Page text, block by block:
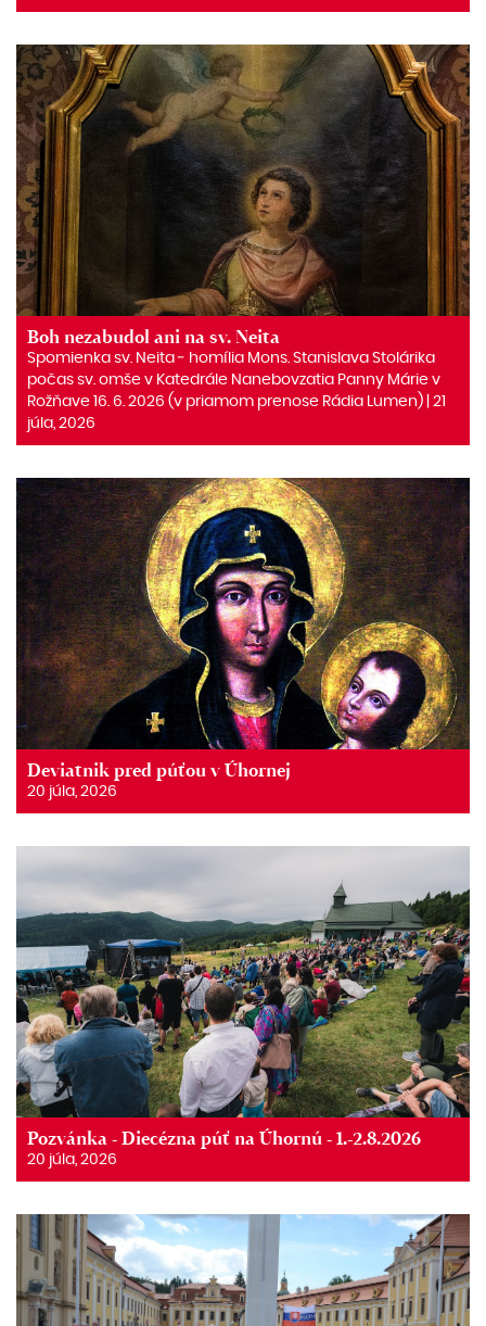
Boh nezabudol ani na sv. Neita
Spomienka sv. Neita ‒ homília Mons. Stanislava Stolárika
počas sv. omše v Katedrále Nanebovzatia Panny Márie v
Rožňave 16. 6. 2026 (v priamom prenose Rádia Lumen) | 21
júla, 2026
Deviatnik pred púťou v Úhornej
20 júla, 2026
Pozvánka - Diecézna púť na Úhornú - 1.-2.8.2026
20 júla, 2026